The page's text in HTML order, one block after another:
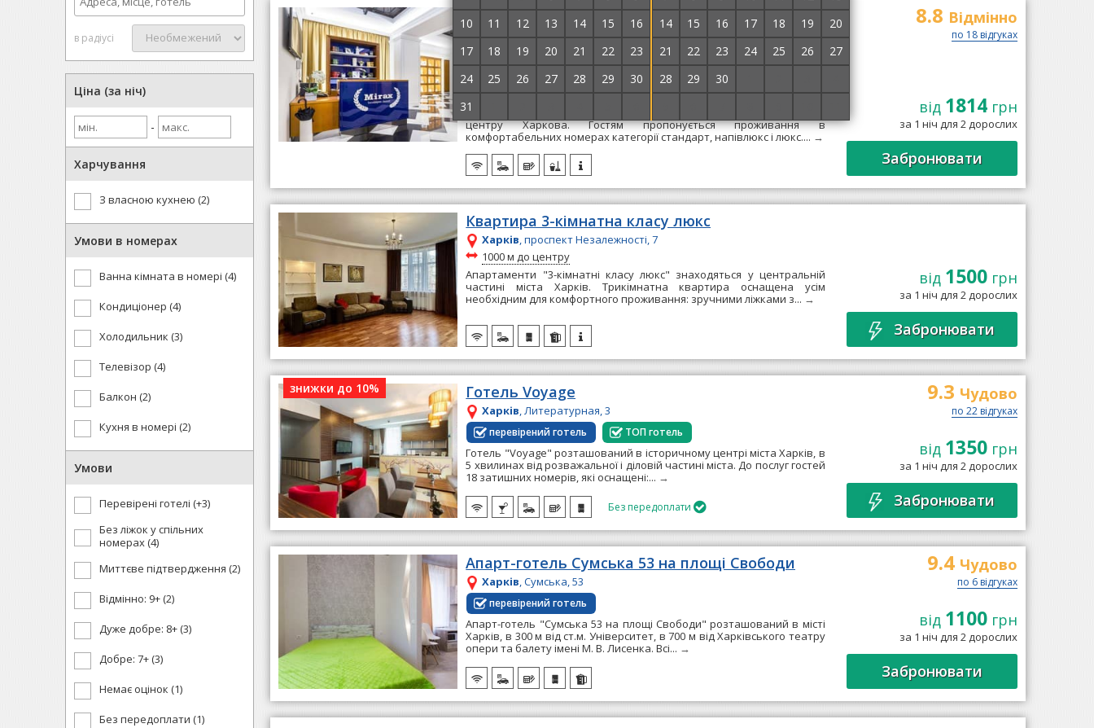
10
11 12 13 14 15
16
17
18 19 20 21 22
23
24
25 26 27 28 29
30
31
14
15 16 17 18 19
20
21
22 23 24 25 26
27
28
29 30
в радіусі
Ціна (за ніч)
-
Харчування
З власною кухнею (2)
Умови в номерах
Ванна кімната в номері (4)
Кондиціонер (4)
Холодильник (3)
Телевізор (4)
Балкон (2)
Кухня в номері (2)
Умови
Перевірені готелі (+3)
Без ліжок у спільних
номерах (4)
Миттєве підтвердження (2)
Відмінно: 9+ (2)
Дуже добре: 8+ (3)
Добре: 7+ (3)
Немає оцінок (1)
Без передоплати (1)
Бутік-готель Mirax Sapphire Boutique Hotel
Харків, вул. Данилевського, 30
~
750 м до центру
перевірений готель
Готель "Mirax Sapphire Boutique Hotel" розташований в 750 м від
центру Харкова. Гостям пропонується проживання в
комфортабельних номерах категорії стандарт, напівлюкс і люкс.... →
8.8 Відмінно
по 18 відгуках
від 1814грн
за 1 ніч для 2 дорослих
Забронювати
Квартира 3-кімнатна класу люкс
Харків, проспект Незалежності, 7
~
1000 м до центру
Апартаменти "3-кімнатні класу люкс" знаходяться у центральній
частині міста Харків. Трикімнатна квартира оснащена усім
необхідним для комфортного проживання: зручними ліжками з... →
від 1500грн
за 1 ніч для 2 дорослих
Забронювати
знижки до 10% Готель Voyage
Харків, Литературная, 3
перевірений готель ТОП готель
Готель "Voyage" розташований в історичному центрі міста Харків, в
5 хвилинах від розважальної і діловій частині міста. До послуг гостей
18 затишних номерів, які оснащені:... →
Без передоплати
9.3 Чудово
по 22 відгуках
від 1350грн
за 1 ніч для 2 дорослих
Забронювати
Апарт-готель Сумська 53 на площі Свободи
Харків, Сумська, 53
перевірений готель
Апарт-готель "Сумська 53 на площі Свободи" розташований в місті
Харків, в 300 м від ст.м. Університет, в 700 м від Харківського театру
опери та балету імені М. В. Лисенка. Всі... →
9.4 Чудово
по 6 відгуках
від 1100грн
за 1 ніч для 2 дорослих
Забронювати